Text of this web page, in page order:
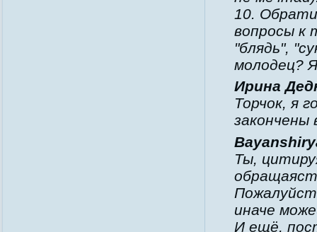
10.
вопросы к
"блядь",
молодец?
Ирина
Торчок, я
закончены
Ты,
иначе
И ещё,